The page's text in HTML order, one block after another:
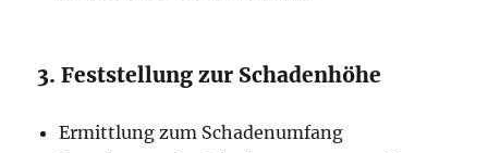
3. Feststellung zur Schadenhöhe
Ermittlung zum Schadenumfang